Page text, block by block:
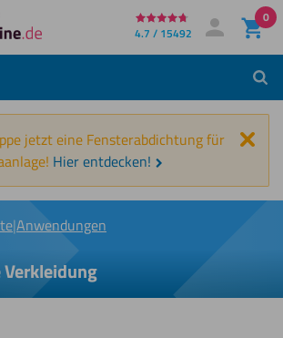
4.7 / 15492 Mein Konto
Anmelden
0
jetzt eine Fensterabdichtung für
Hier entdecken!
|Anwendungen